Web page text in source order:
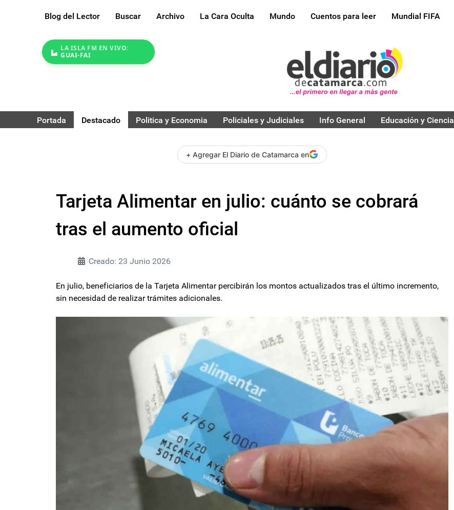
Blog del Lector Buscar Archivo La Cara Oculta Mundo Cuentos para leer Mundial FIFA
LA ISLA FM EN VIVO:
GUAI-FAI
Portada Destacado Politica y Economia Policiales y Judiciales Info General Educación y Ciencia
+ Agregar El Diario de Catamarca en
Tarjeta Alimentar en julio: cuánto se cobrará
tras el aumento oficial
Creado: 23 Junio 2026
En julio, beneficiarios de la Tarjeta Alimentar percibirán los montos actualizados tras el último incremento,
sin necesidad de realizar trámites adicionales.